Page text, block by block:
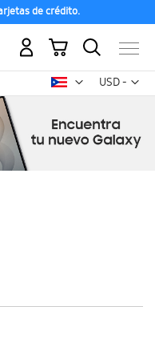
de crédito.
USD -
dólar
Mi carrito